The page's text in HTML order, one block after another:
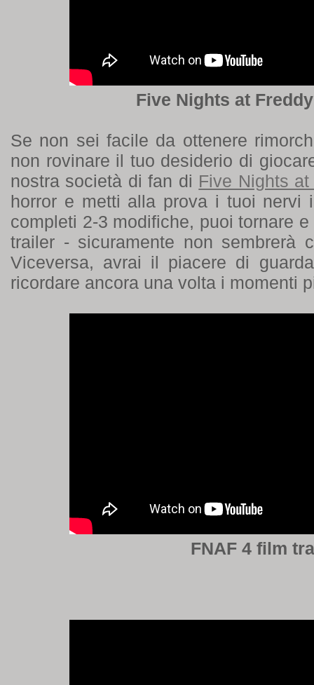
Five Nights at
Se non sei facile da ottenere
non rovinare il tuo desiderio di
nostra società di fan di Five Nights
horror e metti alla prova i tuoi nervi
completi 2-3 modifiche, puoi tornare
trailer - sicuramente non sembrerà
Viceversa, avrai il piacere di
ricordare ancora una volta i momenti
FNAF 4 film